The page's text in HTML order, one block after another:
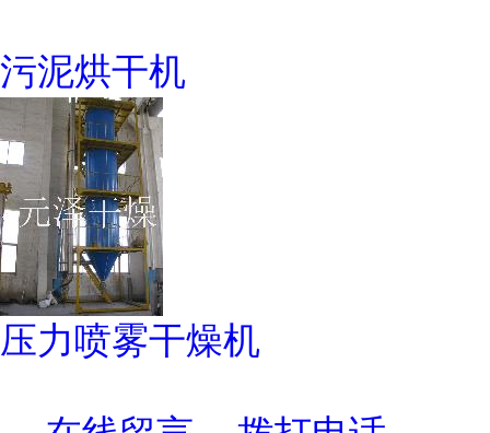
污泥烘干机
压力喷雾干燥机